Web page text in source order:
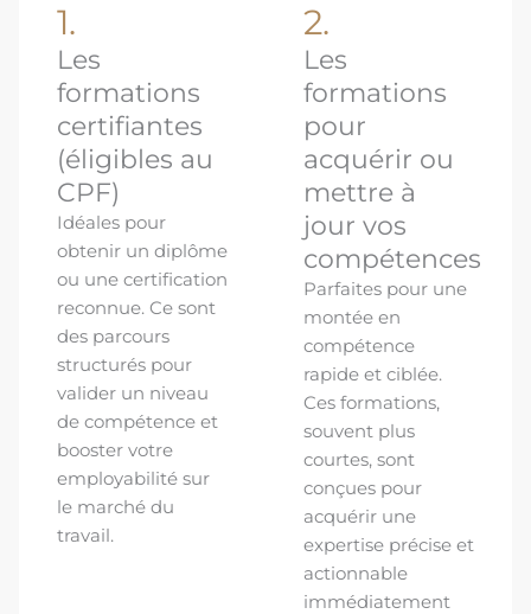
1.
Les
formations
certifiantes
(éligibles au
CPF)
Idéales pour
obtenir un diplôme
ou une certification
reconnue. Ce sont
des parcours
structurés pour
valider un niveau
de compétence et
booster votre
employabilité sur
le marché du
travail.
2.
Les
formations
pour
acquérir ou
mettre à
jour vos
compétences
Parfaites pour une
montée en
compétence
rapide et ciblée.
Ces formations,
souvent plus
courtes, sont
conçues pour
acquérir une
expertise précise et
actionnable
immédiatement